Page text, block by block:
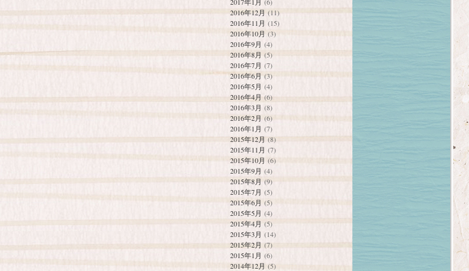
2016年12月 (11)
2016年11月 (15)
2016年10月 (3)
2016年9月 (4)
2016年8月 (5)
2016年7月 (7)
2016年6月(3)
2016年5月 (4)
2016年4月 (6)
2016年3月 (8)
2016年2月 (6)
2016年1月 (7)
2015年12月 (8)
2015年11月 (7)
2015年10月 (6)
2015年9月 (4)
2015年8月 (9)
2015年7月 (5)
2015年6月 (5)
2015年5月 (4)
2015年4月 (5)
2015年3月 (14)
2015年2月 (7)
2015年1月 (6)
2014年12月 (5)